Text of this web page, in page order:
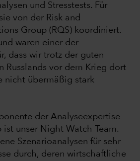
und Stresstests. Für
von der Risk and
Group (RQS) koordiniert.
waren einer der
dass wir trotz der guten
Russlands vor dem Krieg dort
nicht übermäßig stark
der Analyseexpertise
unser Night Watch Team.
Szenarioanalysen für sehr
durch, deren wirtschaftliche